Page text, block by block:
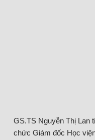
GS.TS Nguyễn Thị Lan
chức Giám đốc Học